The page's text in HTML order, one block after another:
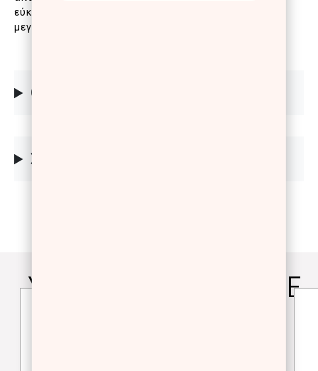
εύκολη εφαρμογή και ομοιογενές αποτέλεσμα με
μεγάλη διάρκεια.
ΟΔΗΓΙΕΣ
ΣΥΣΤΑΤΙΚΑ
YOU WILL ALSO LOVE